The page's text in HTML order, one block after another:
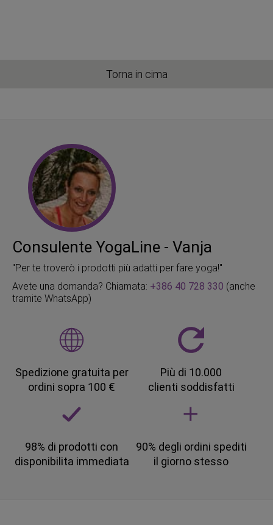
Torna in cima
Consulente YogaLine - Vanja
"Per te troverò i prodotti più adatti per fare yoga!"
Avete una domanda? Chiamata: +386 40 728 330 (anche
tramite WhatsApp)
Spedizione gratuita per
ordini sopra 100 €
Più di 10.000
clienti soddisfatti
98% di prodotti con
disponibilita immediata
90% degli ordini spediti
il giorno stesso